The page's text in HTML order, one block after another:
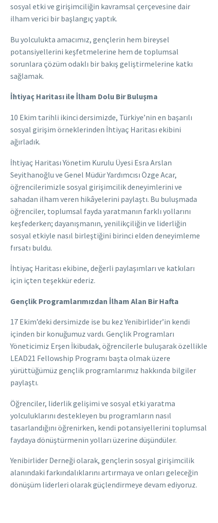
sosyal etki ve girişimciliğin kavramsal çerçevesine dair
ilham verici bir başlangıç yaptık.
Bu yolculukta amacımız, gençlerin hem bireysel
potansiyellerini keşfetmelerine hem de toplumsal
sorunlara çözüm odaklı bir bakış geliştirmelerine katkı
sağlamak.
İhtiyaç Haritası ile İlham Dolu Bir Buluşma
10 Ekim tarihli ikinci dersimizde, Türkiye’nin en başarılı
sosyal girişim örneklerinden İhtiyaç Haritası ekibini
ağırladık.
İhtiyaç Haritası Yönetim Kurulu Üyesi Esra Arslan
Seyithanoğlu ve Genel Müdür Yardımcısı Özge Acar,
öğrencilerimizle sosyal girişimcilik deneyimlerini ve
sahadan ilham veren hikâyelerini paylaştı. Bu buluşmada
öğrenciler, toplumsal fayda yaratmanın farklı yollarını
keşfederken; dayanışmanın, yenilikçiliğin ve liderliğin
sosyal etkiyle nasıl birleştiğini birinci elden deneyimleme
fırsatı buldu.
İhtiyaç Haritası ekibine, değerli paylaşımları ve katkıları
için içten teşekkür ederiz.
Gençlik Programlarımızdan İlham Alan Bir Hafta
17 Ekim’deki dersimizde ise bu kez Yenibirlider’in kendi
içinden bir konuğumuz vardı. Gençlik Programları
Yöneticimiz Erşen İkibudak, öğrencilerle buluşarak özellikle
LEAD21 Fellowship Programı başta olmak üzere
yürüttüğümüz gençlik programlarımız hakkında bilgiler
paylaştı.
Öğrenciler, liderlik gelişimi ve sosyal etki yaratma
yolculuklarını destekleyen bu programların nasıl
tasarlandığını öğrenirken, kendi potansiyellerini toplumsal
faydaya dönüştürmenin yolları üzerine düşündüler.
Yenibirlider Derneği olarak, gençlerin sosyal girişimcilik
alanındaki farkındalıklarını artırmaya ve onları geleceğin
dönüşüm liderleri olarak güçlendirmeye devam ediyoruz.